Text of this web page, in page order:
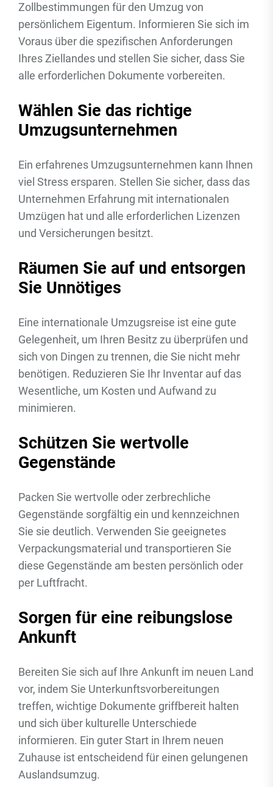
Zollbestimmungen für den Umzug von
persönlichem Eigentum. Informieren Sie sich im
Voraus über die spezifischen Anforderungen
Ihres Ziellandes und stellen Sie sicher, dass Sie
alle erforderlichen Dokumente vorbereiten.
Wählen Sie das richtige
Umzugsunternehmen
Ein erfahrenes Umzugsunternehmen kann Ihnen
viel Stress ersparen. Stellen Sie sicher, dass das
Unternehmen Erfahrung mit internationalen
Umzügen hat und alle erforderlichen Lizenzen
und Versicherungen besitzt.
Räumen Sie auf und entsorgen
Sie Unnötiges
Eine internationale Umzugsreise ist eine gute
Gelegenheit, um Ihren Besitz zu überprüfen und
sich von Dingen zu trennen, die Sie nicht mehr
benötigen. Reduzieren Sie Ihr Inventar auf das
Wesentliche, um Kosten und Aufwand zu
minimieren.
Schützen Sie wertvolle
Gegenstände
Packen Sie wertvolle oder zerbrechliche
Gegenstände sorgfältig ein und kennzeichnen
Sie sie deutlich. Verwenden Sie geeignetes
Verpackungsmaterial und transportieren Sie
diese Gegenstände am besten persönlich oder
per Luftfracht.
Sorgen für eine reibungslose
Ankunft
Bereiten Sie sich auf Ihre Ankunft im neuen Land
vor, indem Sie Unterkunftsvorbereitungen
treffen, wichtige Dokumente griffbereit halten
und sich über kulturelle Unterschiede
informieren. Ein guter Start in Ihrem neuen
Zuhause ist entscheidend für einen gelungenen
Auslandsumzug.